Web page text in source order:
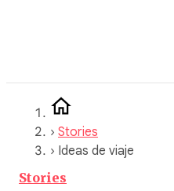
› Stories
› Ideas de viaje
Stories